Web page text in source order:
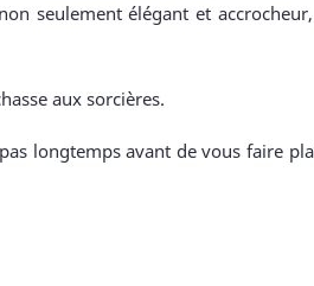
seulement élégant et
aux sorcières.
longtemps avant de vous faire